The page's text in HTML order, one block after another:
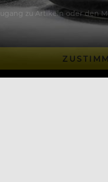
zu Artikeln oder den